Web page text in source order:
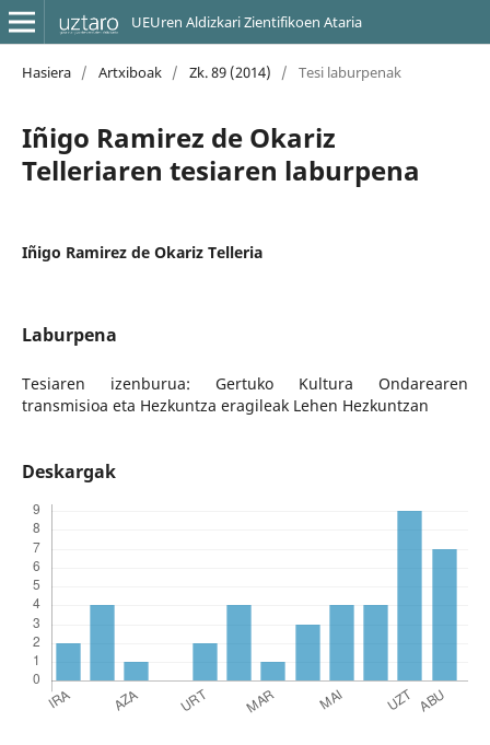
UEUren Aldizkari Zientifikoen Ataria
Hasiera / Artxiboak / Zk. 89 (2014) / Tesi laburpenak
Iñigo Ramirez de Okariz
Telleriaren tesiaren laburpena
Iñigo Ramirez de Okariz Telleria
Laburpena
Tesiaren izenburua: Gertuko Kultura Ondarearen
transmisioa eta Hezkuntza eragileak Lehen Hezkuntzan
Deskargak